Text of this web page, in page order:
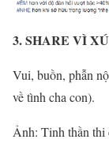
3. SHARE VÌ
Vui, buồn, phẫn
về tình cha con).
Ảnh: Tinh thần thi